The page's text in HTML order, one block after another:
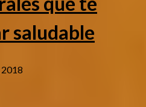
saludable